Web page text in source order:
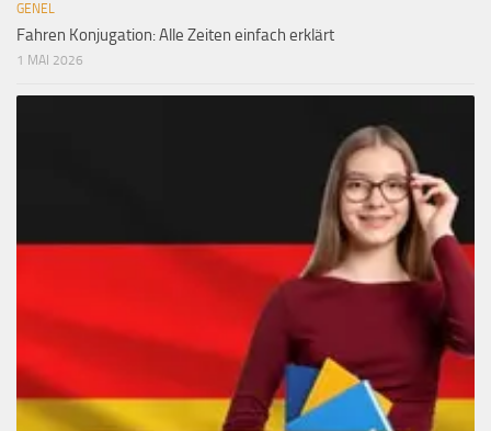
GENEL
Fahren Konjugation: Alle Zeiten einfach erklärt
1 MAI 2026